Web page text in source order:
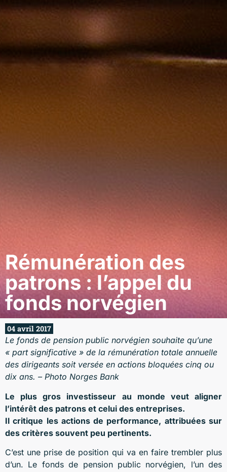
Rémunération des
patrons : l’appel du
fonds norvégien
04 avril 2017
Le fonds de pension public norvégien souhaite qu’une
« part significative » de la rémunération totale annuelle
des dirigeants soit versée en actions bloquées cinq ou
dix ans. – Photo Norges Bank
Le plus gros investisseur au monde veut aligner
l’intérêt des patrons et celui des entreprises.
Il critique les actions de performance, attribuées sur
des critères souvent peu pertinents.
C’est une prise de position qui va en faire trembler plus
d’un. Le fonds de pension public norvégien, l’un des